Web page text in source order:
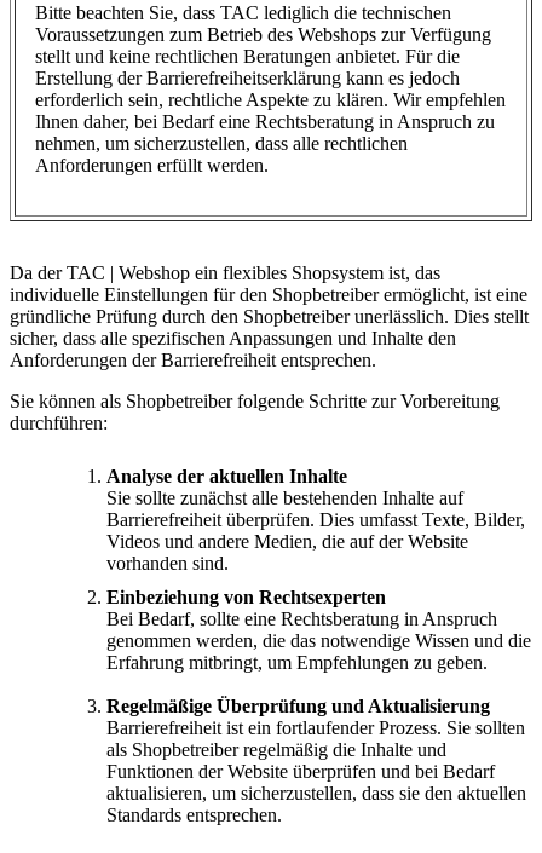
Bitte beachten Sie, dass TAC lediglich die technischen
Voraussetzungen zum Betrieb des Webshops zur Verfügung
stellt und keine rechtlichen Beratungen anbietet. Für die
Erstellung der Barrierefreiheitserklärung kann es jedoch
erforderlich sein, rechtliche Aspekte zu klären. Wir empfehlen
Ihnen daher, bei Bedarf eine Rechtsberatung in Anspruch zu
nehmen, um sicherzustellen, dass alle rechtlichen
Anforderungen erfüllt werden.
Da der TAC | Webshop ein flexibles Shopsystem ist, das
individuelle Einstellungen für den Shopbetreiber ermöglicht, ist eine
gründliche Prüfung durch den Shopbetreiber unerlässlich. Dies stellt
sicher, dass alle spezifischen Anpassungen und Inhalte den
Anforderungen der Barrierefreiheit entsprechen.
Sie können als Shopbetreiber folgende Schritte zur Vorbereitung
durchführen:
Analyse der aktuellen Inhalte
Sie sollte zunächst alle bestehenden Inhalte auf
Barrierefreiheit überprüfen. Dies umfasst Texte, Bilder,
Videos und andere Medien, die auf der Website
vorhanden sind.
Einbeziehung von Rechtsexperten
Bei Bedarf, sollte eine Rechtsberatung in Anspruch
genommen werden, die das notwendige Wissen und die
Erfahrung mitbringt, um Empfehlungen zu geben.
Regelmäßige Überprüfung und Aktualisierung
Barrierefreiheit ist ein fortlaufender Prozess. Sie sollten
als Shopbetreiber regelmäßig die Inhalte und
Funktionen der Website überprüfen und bei Bedarf
aktualisieren, um sicherzustellen, dass sie den aktuellen
Standards entsprechen.